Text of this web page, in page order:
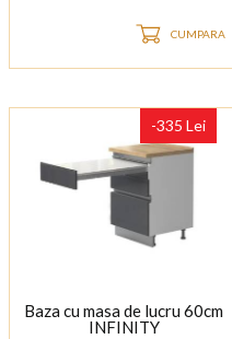
CUMPARA
-335 Lei
Baza cu masa de lucru 60cm
INFINITY